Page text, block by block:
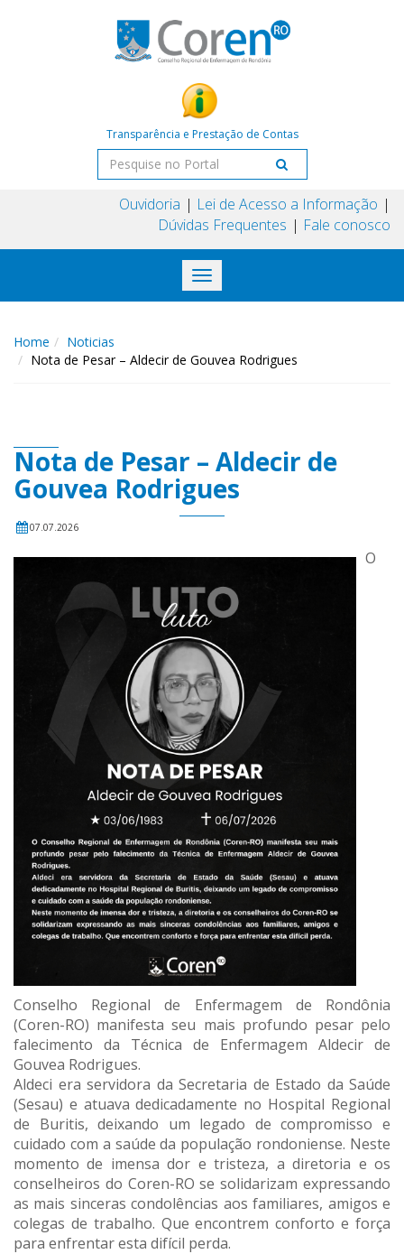
Transparência e Prestação de Contas
Ouvidoria
Lei de Acesso a Informação
Dúvidas Frequentes
Fale conosco
Toggle
navigation
Home
Noticias
Nota de Pesar – Aldecir de Gouvea Rodrigues
Nota de Pesar – Aldecir de
Gouvea Rodrigues
07.07.2026
O
Conselho Regional de Enfermagem de Rondônia
(Coren-RO) manifesta seu mais profundo pesar pelo
falecimento da Técnica de Enfermagem Aldecir de
Gouvea Rodrigues.
Aldeci era servidora da Secretaria de Estado da Saúde
(Sesau) e atuava dedicadamente no Hospital Regional
de Buritis, deixando um legado de compromisso e
cuidado com a saúde da população rondoniense. Neste
momento de imensa dor e tristeza, a diretoria e os
conselheiros do Coren-RO se solidarizam expressando
as mais sinceras condolências aos familiares, amigos e
colegas de trabalho. Que encontrem conforto e força
para enfrentar esta difícil perda.